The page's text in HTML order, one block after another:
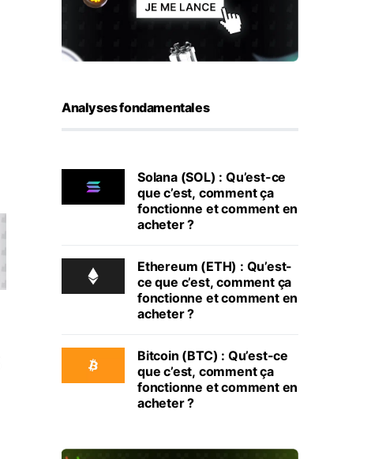
Analyses fondamentales
Solana (SOL) : Qu’est-ce
que c’est, comment ça
fonctionne et comment en
acheter ?
Ethereum (ETH) : Qu’est-
ce que c’est, comment ça
fonctionne et comment en
acheter ?
Bitcoin (BTC) : Qu’est-ce
que c’est, comment ça
fonctionne et comment en
acheter ?